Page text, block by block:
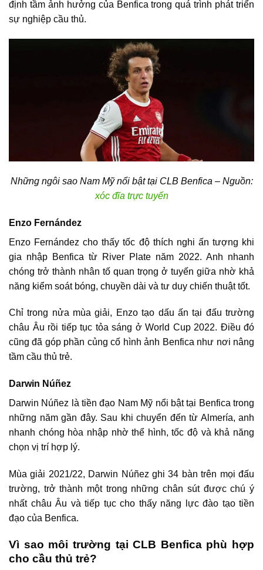
định tầm ảnh hưởng của Benfica trong quá trình phát triển
sự nghiệp cầu thủ.
Những ngôi sao Nam Mỹ nổi bật tại CLB Benfica – Nguồn:
xóc đĩa trực tuyến
Enzo Fernández
Enzo Fernández cho thấy tốc độ thích nghi ấn tượng khi
gia nhập Benfica từ River Plate năm 2022. Anh nhanh
chóng trở thành nhân tố quan trọng ở tuyến giữa nhờ khả
năng kiểm soát bóng, chuyền dài và tư duy chiến thuật tốt.
Chỉ trong nửa mùa giải, Enzo tạo dấu ấn tại đấu trường
châu Âu rồi tiếp tục tỏa sáng ở World Cup 2022. Điều đó
cũng đã góp phần củng cố hình ảnh Benfica như nơi nâng
tầm cầu thủ trẻ.
Darwin Núñez
Darwin Núñez là tiền đạo Nam Mỹ nổi bật tại Benfica trong
những năm gần đây. Sau khi chuyển đến từ Almería, anh
nhanh chóng hòa nhập nhờ thể hình, tốc độ và khả năng
chọn vị trí hợp lý.
Mùa giải 2021/22, Darwin Núñez ghi 34 bàn trên mọi đấu
trường, trở thành một trong những chân sút được chú ý
nhất châu Âu và tiếp tục cho thấy năng lực đào tạo tiền
đạo của Benfica.
Vì sao môi trường tại CLB Benfica phù hợp
cho cầu thủ trẻ?